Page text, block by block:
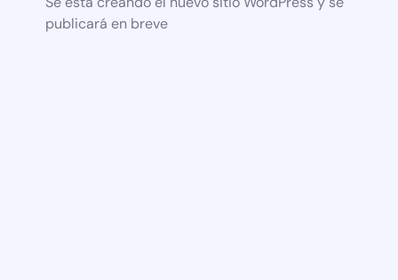
publicará en breve